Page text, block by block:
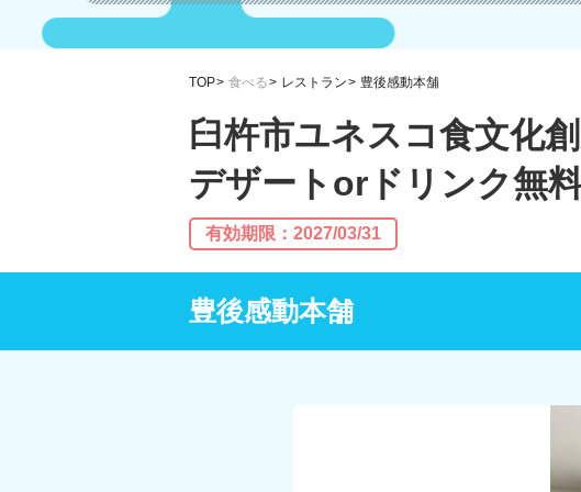
TOP 食べる レストラン 豊後感動本舗
臼杵市ユネスコ食文化
デザートorドリンク無
有効期限：2027/03/31
豊後感動本舗